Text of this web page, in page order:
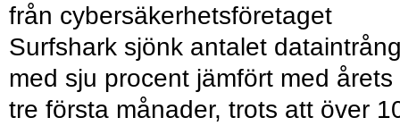
från cybersäkerhetsföretaget
Surfshark sjönk antalet
med sju procent jämfört med årets
tre första månader, trots att över